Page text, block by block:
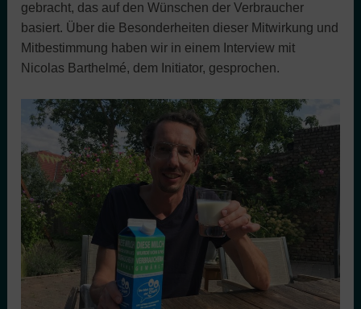
gebracht, das auf den Wünschen der Verbraucher
basiert. Über die Besonderheiten dieser Mitwirkung und
Mitbestimmung haben wir in einem Interview mit
Nicolas Barthelmé, dem Initiator, gesprochen.